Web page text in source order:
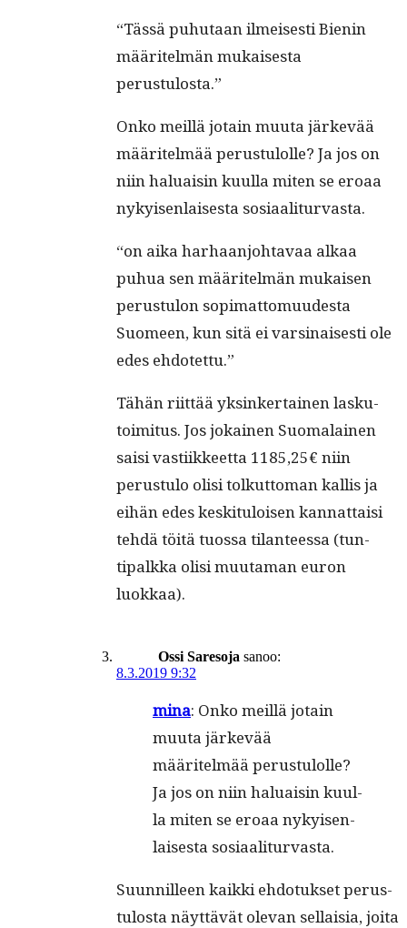
“Tässä puhutaan ilmeis­es­ti Bienin
määritelmän mukaises­ta
perustulosta.”
Onko meil­lä jotain muu­ta järkevää
määritelmää perus­tu­lolle? Ja jos on
niin halu­aisin kuul­la miten se eroaa
nykyisen­lais­es­ta sosiaaliturvasta.
“on aika harhaan­jo­htavaa alkaa
puhua sen määritelmän mukaisen
perus­tu­lon sopi­mat­to­muud­es­ta
Suomeen, kun sitä ei varsi­nais­es­ti ole
edes ehdotettu.”
Tähän riit­tää yksinker­tainen lasku­
toim­i­tus. Jos jokainen Suo­ma­lainen
saisi vasti­ik­keet­ta 1185,25€ niin
perus­tu­lo olisi tolkut­toman kallis ja
eihän edes keski­t­u­loisen kan­nat­taisi
tehdä töitä tuos­sa tilanteessa (tun­
tipalk­ka olisi muu­ta­man euron
luokkaa).
Ossi Saresoja sanoo:
8.3.2019 9:32
mina: Onko meil­lä jotain
muu­ta järkevää
määritelmää perus­tu­lolle?
Ja jos on niin halu­aisin kuul­
la miten se eroaa nykyisen­
lais­es­ta sosiaaliturvasta.
Suun­nilleen kaik­ki ehdo­tuk­set perus­
tu­losta näyt­tävät ole­van sel­l­aisia, joi­ta